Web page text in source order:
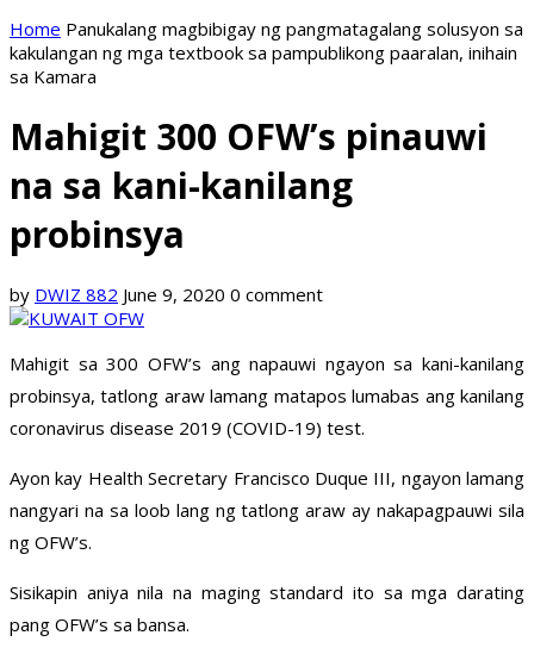
Home Panukalang magbibigay ng pangmatagalang solusyon sa
kakulangan ng mga textbook sa pampublikong paaralan, inihain
sa Kamara
Mahigit 300 OFW’s pinauwi
na sa kani-kanilang
probinsya
by DWIZ 882 June 9, 2020 0 comment
Mahigit sa 300 OFW’s ang napauwi ngayon sa kani-kanilang
probinsya, tatlong araw lamang matapos lumabas ang kanilang
coronavirus disease 2019 (COVID-19) test.
Ayon kay Health Secretary Francisco Duque III, ngayon lamang
nangyari na sa loob lang ng tatlong araw ay nakapagpauwi sila
ng OFW’s.
Sisikapin aniya nila na maging standard ito sa mga darating
pang OFW’s sa bansa.